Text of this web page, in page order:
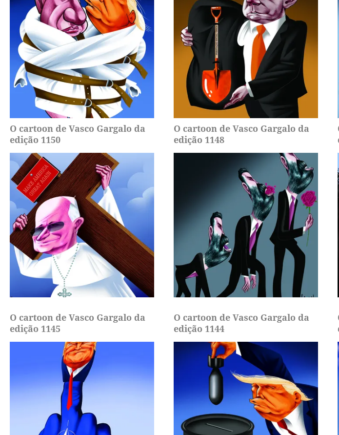
O cartoon de Vasco Gargalo da
edição 1150
O cartoon de Vasco Gargalo da
edição 1148
O cartoon de Vasco Gargalo da
edição 1145
O cartoon de Vasco Gargalo da
edição 1144